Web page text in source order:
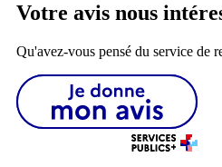
Votre avis nous
Qu'avez-vous pensé du service de